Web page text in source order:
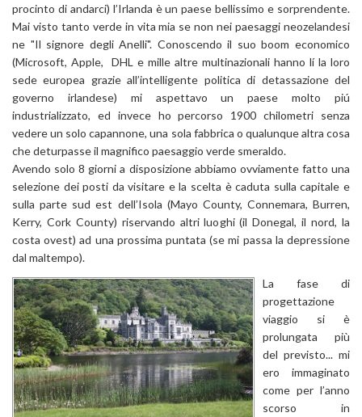
procinto di andarci) l’Irlanda è un paese bellissimo e sorprendente.
Mai visto tanto verde in vita mia se non nei paesaggi neozelandesi
ne "Il signore degli Anelli". Conoscendo il suo boom economico
(Microsoft, Apple, DHL e mille altre multinazionali hanno lí la loro
sede europea grazie all’intelligente politica di detassazione del
governo irlandese) mi aspettavo un paese molto piú
industrializzato, ed invece ho percorso 1900 chilometri senza
vedere un solo capannone, una sola fabbrica o qualunque altra cosa
che deturpasse il magnifico paesaggio verde smeraldo.
Avendo solo 8 giorni a disposizione abbiamo ovviamente fatto una
selezione dei posti da visitare e la scelta è caduta sulla capitale e
sulla parte sud est dell’Isola (Mayo County, Connemara, Burren,
Kerry, Cork County) riservando altri luoghi (il Donegal, il nord, la
costa ovest) ad una prossima puntata (se mi passa la depressione
dal maltempo).
La fase di
progettazione
viaggio si è
prolungata più
del previsto... mi
ero immaginato
come per l’anno
scorso in